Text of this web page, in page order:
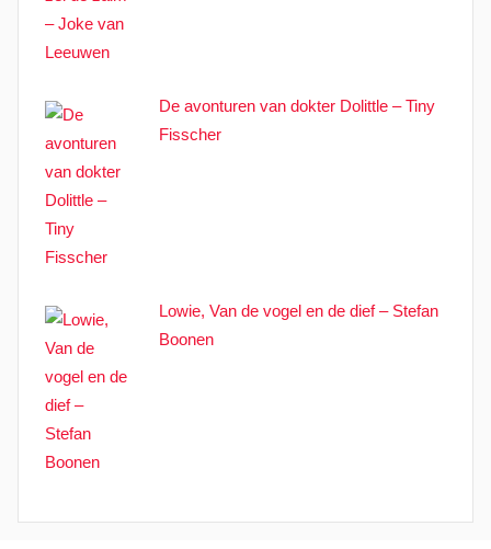
De avonturen van dokter Dolittle – Tiny
Fisscher
Lowie, Van de vogel en de dief – Stefan
Boonen